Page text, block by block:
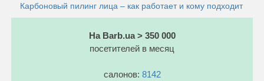
Карбоновый пилинг лица – как работает и кому подходит
На Barb.ua > 350 000
посетителей в месяц
салонов: 8142